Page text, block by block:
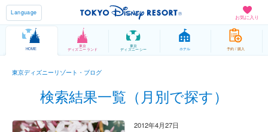
お気に入り
Language
HOME
東京
ディズニーランド
東京
ディズニーシー ホテル 予約 / 購入
東京ディズニーリゾート・ブログ
検索結果一覧（月別で探す）
2012年4月27日